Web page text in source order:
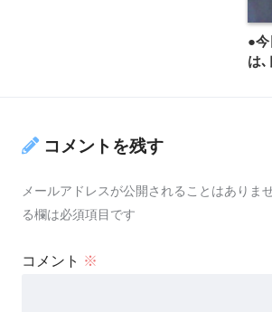
●
は､
コメントを残す
メールアドレスが公開されることはありませ
る欄は必須項目です
コメント ※